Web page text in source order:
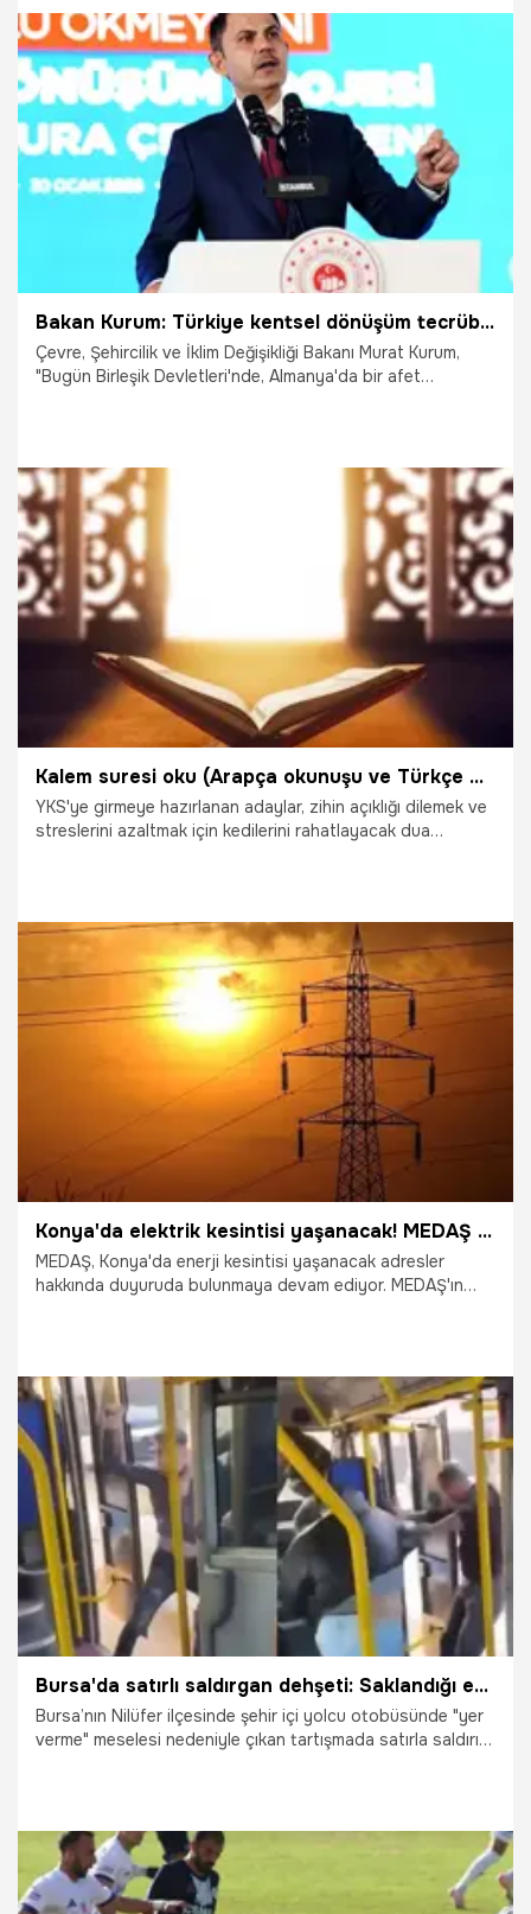
Bakan Bayraktar bu adımla 2 milyondan fazla hanenin
elektrik ihtiyacının karşılanacağını duyurdu.
7.02.2026 Gündem
Bakan Kurum: Türkiye kentsel dönüşüm tecrübesinde bir numara
Çevre, Şehircilik ve İklim Değişikliği Bakanı Murat Kurum,
"Bugün Birleşik Devletleri'nde, Almanya'da bir afet
30.01.2026 Gündem
Kalem suresi oku (Arapça okunuşu ve Türkçe meali) Sınav duası Kalem suresi kaçıncı cüzde, son iki ayeti 51 ve 52. ayet hangi sayfada, nasıl okunur?
YKS'ye girmeye hazırlanan adaylar, zihin açıklığı dilemek ve
streslerini azaltmak için kedilerini rahatlayacak dua
suresi kaçıncı cüzde, son iki ayeti 51 ve 52. ayet hangi
sayfada? Kalem suresi Arapça ve Türkçe meali…
29.01.2026 Gündem
Konya'da elektrik kesintisi yaşanacak! MEDAŞ tarih ve adresleri açıkladı
MEDAŞ, Konya'da enerji kesintisi yaşanacak adresler
hakkında duyuruda bulunmaya devam ediyor. MEDAŞ'ın
20.12.2025 Konya
Bursa'da satırlı saldırgan dehşeti: Saklandığı evde yakalandı
Bursa’nın Nilüfer ilçesinde şehir içi yolcu otobüsünde "yer
verme" meselesi nedeniyle çıkan tartışmada satırla saldırı